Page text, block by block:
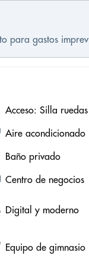
para gastos
Acceso: Silla ruedas
Aire acondicionado
Baño privado
Centro de negocios
Digital y moderno
Equipo de gimnasio